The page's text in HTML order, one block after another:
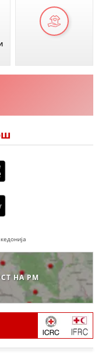
НА РМ